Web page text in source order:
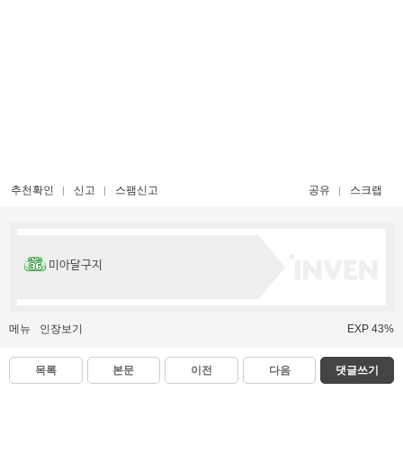
추천확인 신고 스팸신고 공유 스크랩
미아달구지
메뉴 인장보기 EXP 43%
목록 본문 이전 다음 댓글쓰기